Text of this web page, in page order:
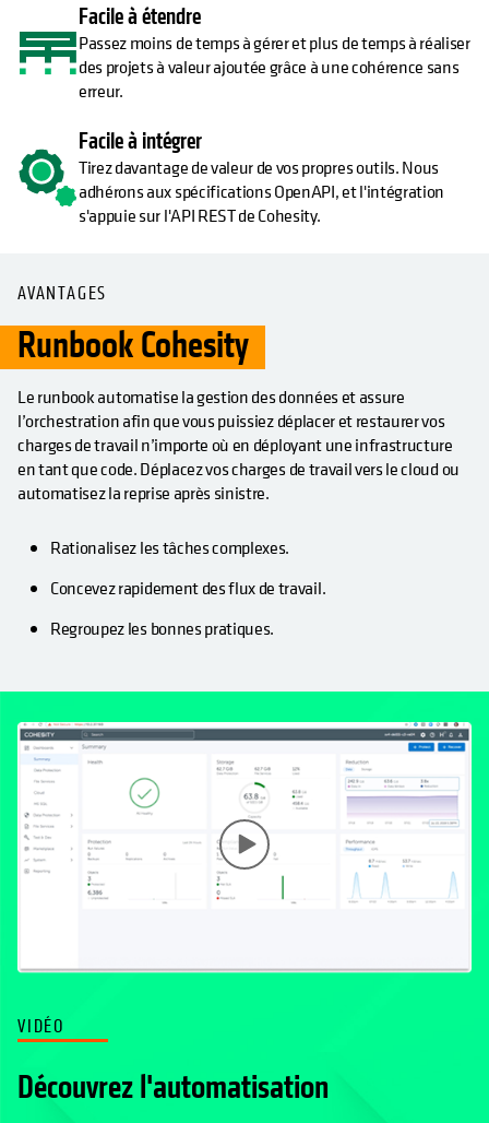
Facile à étendre
Passez moins de temps à gérer et plus de temps à réaliser
des projets à valeur ajoutée grâce à une cohérence sans
erreur.
Facile à intégrer
Tirez davantage de valeur de vos propres outils. Nous
adhérons aux spécifications OpenAPI, et l'intégration
s'appuie sur l'API REST de Cohesity.
AVANTAGES
Runbook Cohesity
Le runbook automatise la gestion des données et assure
l’orchestration afin que vous puissiez déplacer et restaurer vos
charges de travail n’importe où en déployant une infrastructure
en tant que code. Déplacez vos charges de travail vers le cloud ou
automatisez la reprise après sinistre.
Rationalisez les tâches complexes.
Concevez rapidement des flux de travail.
Regroupez les bonnes pratiques.
VIDÉO
Découvrez l'automatisation